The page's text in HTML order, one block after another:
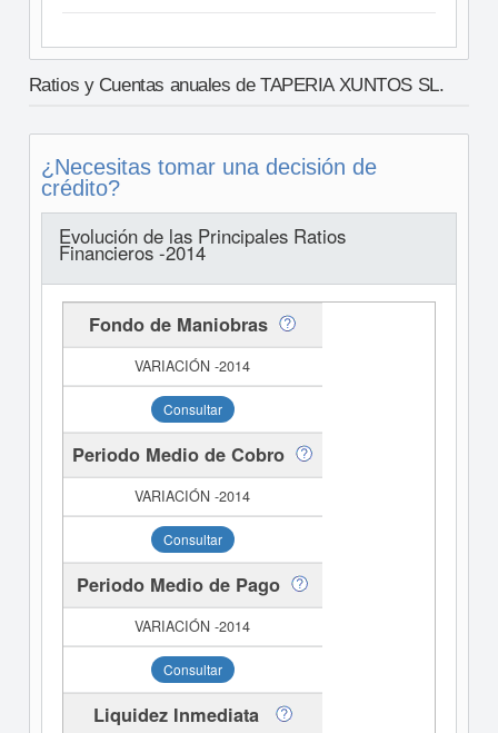
Ratios y Cuentas anuales de TAPERIA XUNTOS SL.
¿Necesitas tomar una decisión de
crédito?
Evolución de las Principales Ratios
Financieros -2014
Fondo de Maniobras
Consultar
Periodo Medio de Cobro
Consultar
Periodo Medio de Pago
Consultar
Liquidez Inmediata